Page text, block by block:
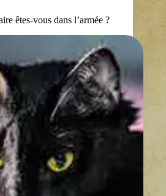
êtes-vous dans l’armée ?